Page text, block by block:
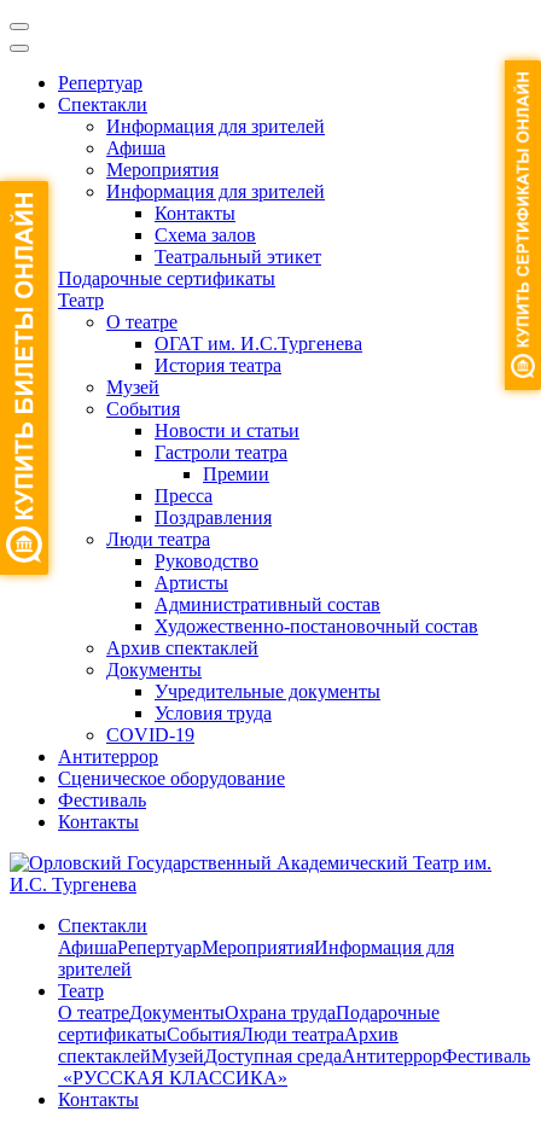
Репертуар
Спектакли
Информация для зрителей
Афиша
Мероприятия
Информация для зрителей
Контакты
Схема залов
Театральный этикет
Подарочные сертификаты
Театр
О театре
ОГАТ им. И.С.Тургенева
История театра
Музей
События
Новости и статьи
Гастроли театра
Премии
Пресса
Поздравления
Люди театра
Руководство
Артисты
Административный состав
Художественно-постановочный состав
Архив спектаклей
Документы
Учредительные документы
Условия труда
COVID-19
Антитеррор
Сценическое оборудование
Фестиваль
Контакты
Спектакли
АфишаРепертуарМероприятияИнформация для
зрителей
Театр
О театреДокументыОхрана трудаПодарочные
сертификатыСобытияЛюди театраАрхив
спектаклейМузейДоступная средаАнтитеррорФестиваль
​ «РУССКАЯ КЛАССИКА»
Контакты